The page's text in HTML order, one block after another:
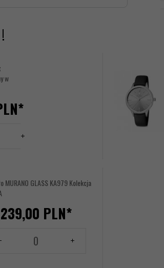
w
MURANO GLASS KA979 Kolekcja
239,00 PLN*